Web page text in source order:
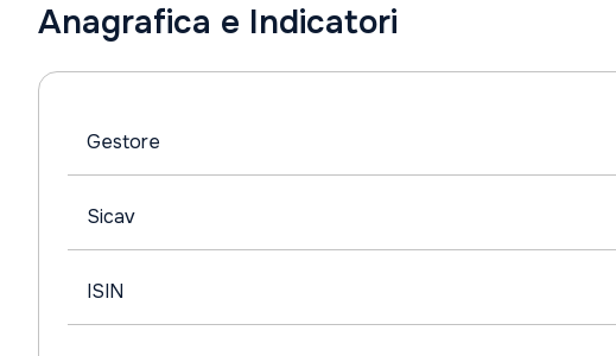
Anagrafica e Indicatori
Gestore
Sicav
ISIN